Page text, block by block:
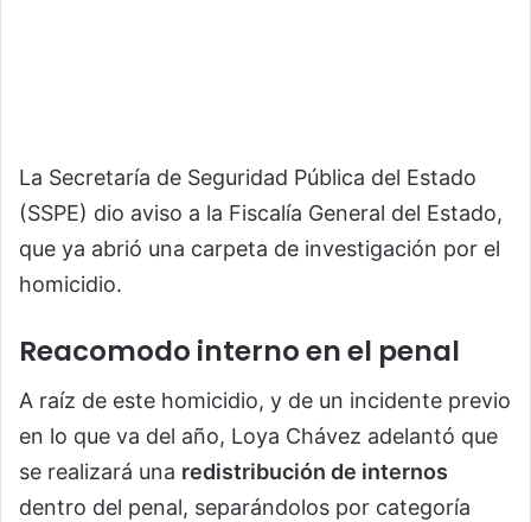
La Secretaría de Seguridad Pública del Estado
(SSPE) dio aviso a la Fiscalía General del Estado,
que ya abrió una carpeta de investigación por el
homicidio.
Reacomodo interno en el penal
A raíz de este homicidio, y de un incidente previo
en lo que va del año, Loya Chávez adelantó que
se realizará una redistribución de internos
dentro del penal, separándolos por categoría